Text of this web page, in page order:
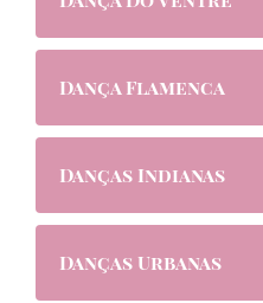
Dança Flamenca
Danças Indianas
Danças Urbanas